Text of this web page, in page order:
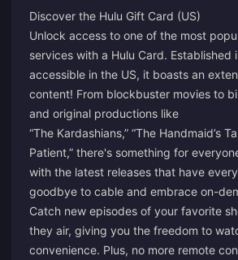
Discover the Hulu Gift Card (US)
Unlock access to one of the most
services with a Hulu Card. Established
accessible in the US, it boasts an
content! From blockbuster movies to
and original productions like
“The Kardashians,” “The Handmaid’s
Patient,” there's something for
with the latest releases that have
goodbye to cable and embrace on-
Catch new episodes of your favorite
they air, giving you the freedom to
convenience. Plus, no more remote